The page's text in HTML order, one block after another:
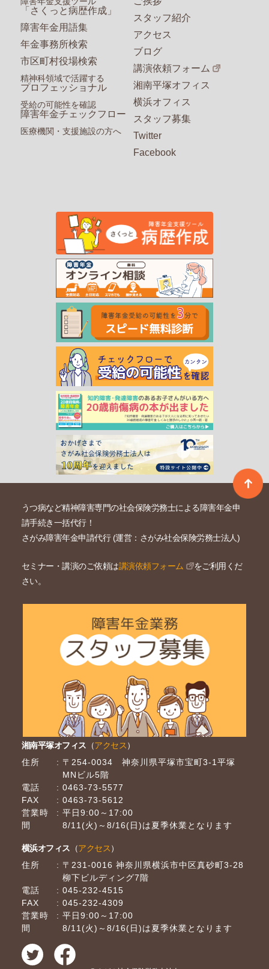
「さくっと病歴作成」
障害年金用語集
年金事務所検索
市区町村役場検索
精神科領域で活躍する
プロフェッショナル
受給の可能性を確認
障害年金チェックフロー
医療機関・支援施設の方へ
スタッフ紹介
アクセス
ブログ
講演依頼フォーム
湘南平塚オフィス
横浜オフィス
スタッフ募集
Twitter
Facebook
うつ病など精神障害専門の社会保険労務士による障害年金申
請手続き一括代行！
さがみ障害年金申請代行 (運営：さがみ社会保険労務士法人)
セミナー・講演のご依頼は講演依頼フォーム
をご利用くだ
さい。
湘南平塚オフィス （アクセス）
住所
〒254-0034 神奈川県平塚市宝町3-1平塚
MNビル5階
電話
0463-73-5577
FAX
0463-73-5612
営業時
間
平日9:00～17:00
8/11(火)～8/16(日)は夏季休業となります
横浜オフィス （アクセス）
住所
〒231-0016 神奈川県横浜市中区真砂町3-28
柳下ビルディング7階
電話
045-232-4515
FAX
045-232-4309
営業時
間
平日9:00～17:00
8/11(火)～8/16(日)は夏季休業となります